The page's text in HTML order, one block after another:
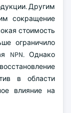
Другим
сокращение
стоимость
ограничило
NPN. Однако
в области
влияние на